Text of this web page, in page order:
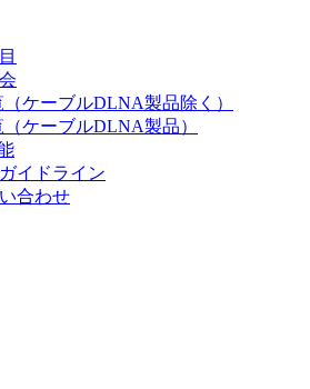
ケーブルDLNA製品除く）
ケーブルDLNA製品）
イドライン
合わせ